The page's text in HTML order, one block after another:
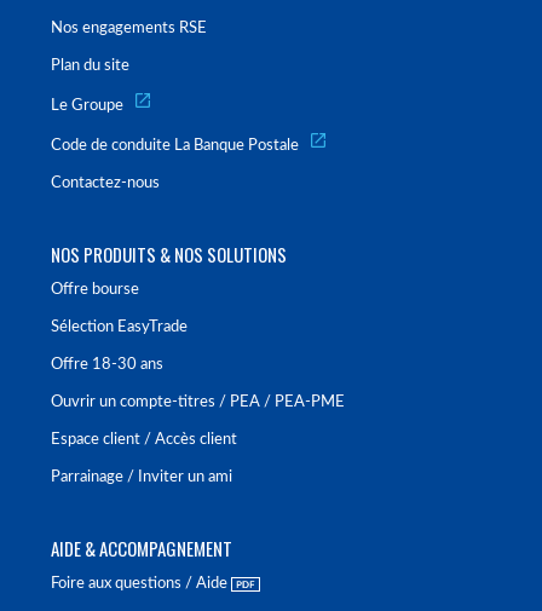
Nos engagements RSE
Plan du site
Le Groupe
Code de conduite La Banque Postale
Contactez-nous
NOS PRODUITS & NOS SOLUTIONS
Offre bourse
Sélection EasyTrade
Offre 18-30 ans
Ouvrir un compte-titres / PEA / PEA-PME
Espace client / Accès client
Parrainage / Inviter un ami
AIDE & ACCOMPAGNEMENT
Foire aux questions / Aide